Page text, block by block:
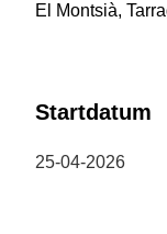
El Montsià,
Startdatum
25-04-2026